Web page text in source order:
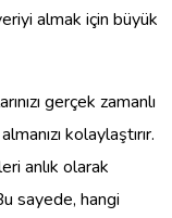
almak için büyük
gerçek zamanlı
kolaylaştırır.
anlık olarak
sayede, hangi